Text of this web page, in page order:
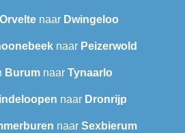
Orveltenaar Dwingeloo
naar Peizerwold
Burum naar Tynaarlo
naar Dronrijp
naar Sexbierum‎